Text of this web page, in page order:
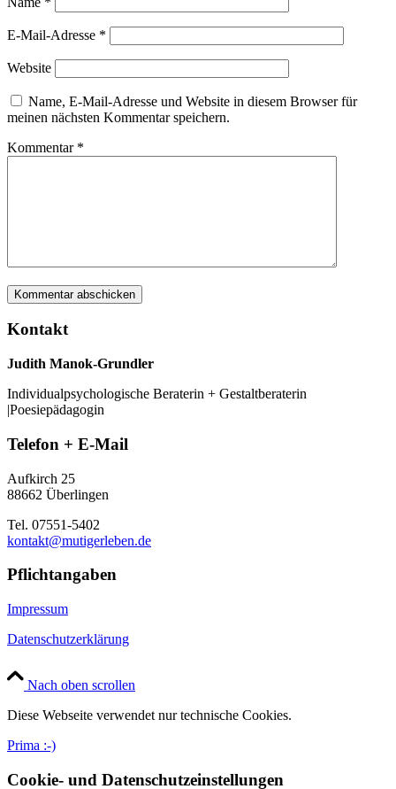
E-Mail-Adresse *
Website
Name, E-Mail-Adresse und Website in diesem Browser für
meinen nächsten Kommentar speichern.
Kommentar *
Kontakt
Judith Manok-Grundler
Individualpsychologische Beraterin + Gestaltberaterin
|Poesiepädagogin
Telefon + E-Mail
Aufkirch 25
88662 Überlingen
Tel. 07551-5402
kontakt@mutigerleben.de
Pflichtangaben
Impressum
Datenschutzerklärung
Nach oben scrollen
Diese Webseite verwendet nur technische Cookies.
Prima :-)
Cookie- und Datenschutzeinstellungen